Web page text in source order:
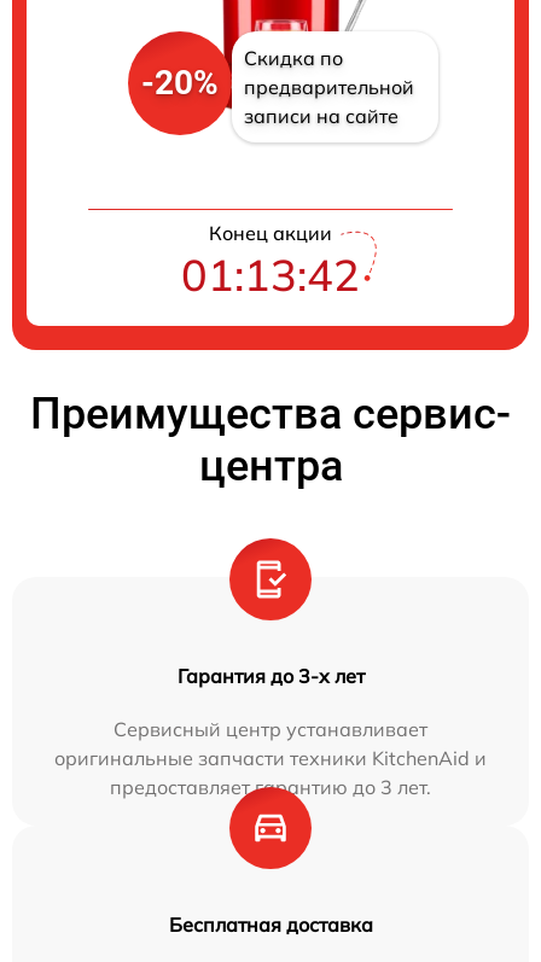
-20%
Скидка по
предварительной
записи на сайте
Конец акции
01:13:42
Преимущества сервис-
центра
Гарантия до 3-х лет
Сервисный центр устанавливает
оригинальные запчасти техники KitchenAid и
предоставляет гарантию до 3 лет.
Бесплатная доставка